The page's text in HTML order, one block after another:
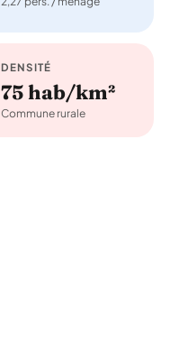
DENSITÉ
75 hab/km²
Commune rurale